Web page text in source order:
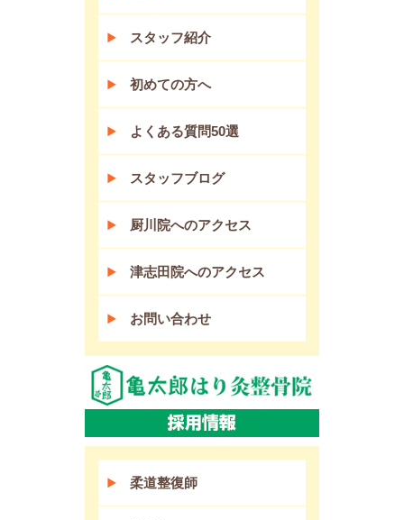
スタッフ紹介
初めての方へ
よくある質問50選
スタッフブログ
厨川院へのアクセス
津志田院へのアクセス
お問い合わせ
柔道整復師